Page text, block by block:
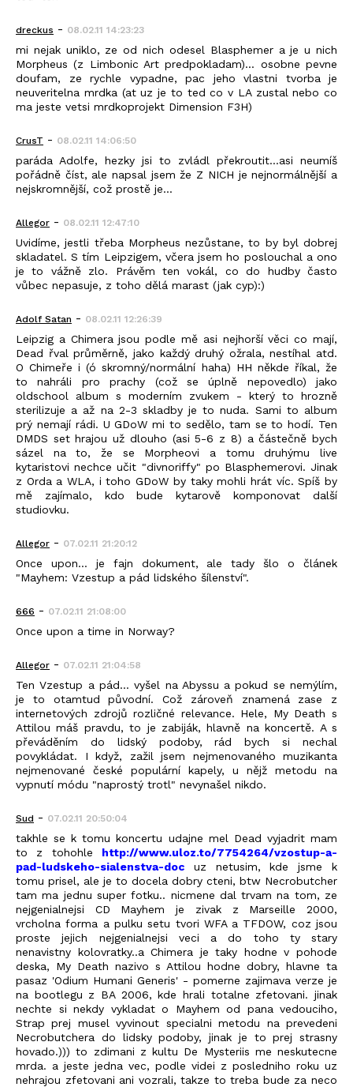
dreckus - 08.02.11 14:23:23
mi nejak uniklo, ze od nich odesel Blasphemer a je u nich
Morpheus (z Limbonic Art predpokladam)... osobne pevne
doufam, ze rychle vypadne, pac jeho vlastni tvorba je
neuveritelna mrdka (at uz je to ted co v LA zustal nebo co
ma jeste vetsi mrdkoprojekt Dimension F3H)
CrusT - 08.02.11 14:06:50
paráda Adolfe, hezky jsi to zvládl překroutit...asi neumíš
pořádně číst, ale napsal jsem že Z NICH je nejnormálnější a
nejskromnější, což prostě je...
Allegor - 08.02.11 12:47:10
Uvidíme, jestli třeba Morpheus nezůstane, to by byl dobrej
skladatel. S tím Leipzigem, včera jsem ho poslouchal a ono
je to vážně zlo. Právěm ten vokál, co do hudby často
vůbec nepasuje, z toho dělá marast (jak cyp):)
Adolf Satan - 08.02.11 12:26:39
Leipzig a Chimera jsou podle mě asi nejhorší věci co mají,
Dead řval průměrně, jako každý druhý ožrala, nestíhal atd.
O Chimeře i (ó skromný/normální haha) HH někde říkal, že
to nahráli pro prachy (což se úplně nepovedlo) jako
oldschool album s moderním zvukem - který to hrozně
sterilizuje a až na 2-3 skladby je to nuda. Sami to album
prý nemají rádi. U GDoW mi to sedělo, tam se to hodí. Ten
DMDS set hrajou už dlouho (asi 5-6 z 8) a částečně bych
sázel na to, že se Morpheovi a tomu druhýmu live
kytaristovi nechce učit "divnoriffy" po Blasphemerovi. Jinak
z Orda a WLA, i toho GDoW by taky mohli hrát víc. Spíš by
mě zajímalo, kdo bude kytarově komponovat další
studiovku.
Allegor - 07.02.11 21:20:12
Once upon... je fajn dokument, ale tady šlo o článek
"Mayhem: Vzestup a pád lidského šílenství".
666 - 07.02.11 21:08:00
Once upon a time in Norway?
Allegor - 07.02.11 21:04:58
Ten Vzestup a pád... vyšel na Abyssu a pokud se nemýlím,
je to otamtud původní. Což zároveň znamená zase z
internetových zdrojů rozličné relevance. Hele, My Death s
Attilou máš pravdu, to je zabiják, hlavně na koncertě. A s
převáděním do lidský podoby, rád bych si nechal
povykládat. I když, zažil jsem nejmenovaného muzikanta
nejmenované české populární kapely, u nějž metodu na
vypnutí módu "naprostý trotl" nevynašel nikdo.
Sud - 07.02.11 20:50:04
takhle se k tomu koncertu udajne mel Dead vyjadrit mam
to z tohohle http://www.uloz.to/7754264/vzostup-a-
pad-ludskeho-sialenstva-doc uz netusim, kde jsme k
tomu prisel, ale je to docela dobry cteni, btw Necrobutcher
tam ma jednu super fotku.. nicmene dal trvam na tom, ze
nejgenialnejsi CD Mayhem je zivak z Marseille 2000,
vrcholna forma a pulku setu tvori WFA a TFDOW, coz jsou
proste jejich nejgenialnejsi veci a do toho ty stary
nenavistny kolovratky..a Chimera je taky hodne v pohode
deska, My Death nazivo s Attilou hodne dobry, hlavne ta
pasaz 'Odium Humani Generis' - pomerne zajimava verze je
na bootlegu z BA 2006, kde hrali totalne zfetovani. jinak
nechte si nekdy vykladat o Mayhem od pana vedouciho,
Strap prej musel vyvinout specialni metodu na prevedeni
Necrobutchera do lidsky podoby, jinak je to prej strasny
hovado.))) to zdimani z kultu De Mysteriis me neskutecne
mrda. a jeste jedna vec, podle videi z posledniho roku uz
nehrajou zfetovani ani vozrali, takze to treba bude za neco